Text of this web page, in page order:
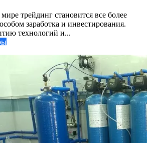
трейдинг становится все более
заработка и инвестирования.
технологий и...